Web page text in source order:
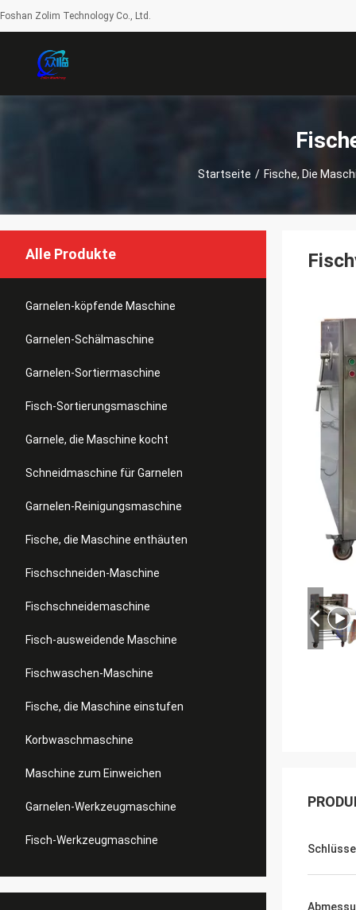
Foshan Zolim Technology Co., Ltd.
Startseite / Fische, Die
Alle Produkte
Garnelen-köpfende Maschine
Garnelen-Schälmaschine
Garnelen-Sortiermaschine
Fisch-Sortierungsmaschine
Garnele, die Maschine kocht
Schneidmaschine für Garnelen
Garnelen-Reinigungsmaschine
Fische, die Maschine enthäuten
Fischschneiden-Maschine
Fischschneidemaschine
Fisch-ausweidende Maschine
Fischwaschen-Maschine
Fische, die Maschine einstufen
Korbwaschmaschine
Maschine zum Einweichen
Garnelen-Werkzeugmaschine
Fisch-Werkzeugmaschine